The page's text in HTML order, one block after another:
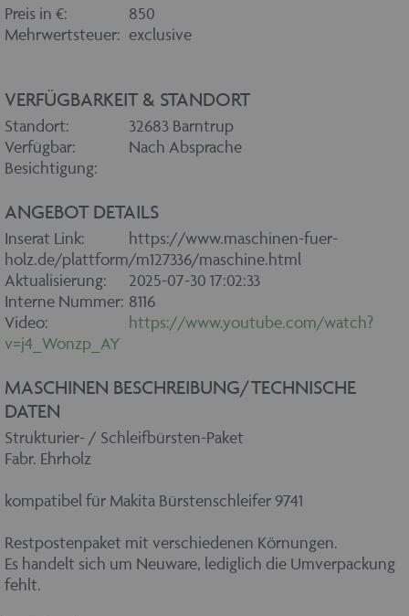
Preis in €:
850
Mehrwertsteuer: exclusive
VERFÜGBARKEIT & STANDORT
Standort:
32683 Barntrup
Verfügbar:
Nach Absprache
Besichtigung:
ANGEBOT DETAILS
Inserat Link:
https://www.maschinen-fuer-
holz.de/plattform/m127336/maschine.html
Aktualisierung:
2025-07-30 17:02:33
Interne Nummer: 8116
Video:
https://www.youtube.com/watch?
v=j4_Wonzp_AY
MASCHINEN BESCHREIBUNG/TECHNISCHE
DATEN
Strukturier- / Schleifbürsten-Paket
Fabr. Ehrholz
kompatibel für Makita Bürstenschleifer 9741
Restpostenpaket mit verschiedenen Körnungen.
Es handelt sich um Neuware, lediglich die Umverpackung
fehlt.